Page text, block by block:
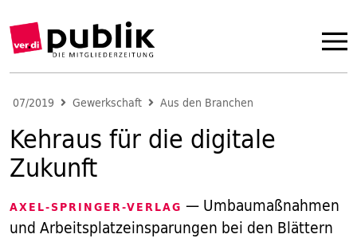
07/2019 Gewerkschaft Aus den Branchen
Kehraus für die digitale
Zukunft
AXEL-SPRINGER-VERLAG — Umbaumaßnahmen
und Arbeitsplatzeinsparungen bei den Blättern